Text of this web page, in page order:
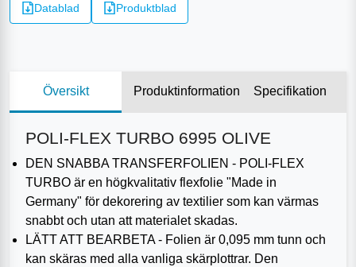
Datablad Produktblad
Översikt Produktinformation Specifikation
POLI-FLEX TURBO 6995 OLIVE
DEN SNABBA TRANSFERFOLIEN - POLI-FLEX
TURBO är en högkvalitativ flexfolie "Made in
Germany" för dekorering av textilier som kan värmas
snabbt och utan att materialet skadas.
LÄTT ATT BEARBETA - Folien är 0,095 mm tunn och
kan skäras med alla vanliga skärplottrar. Den